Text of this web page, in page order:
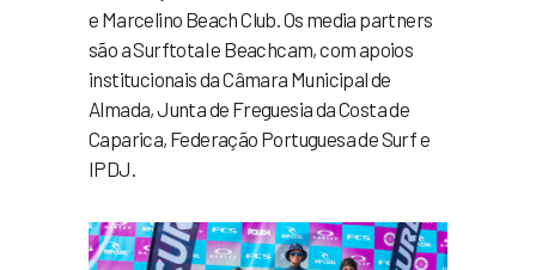
e Marcelino Beach Club. Os media partners
são a Surftotal e Beachcam, com apoios
institucionais da Câmara Municipal de
Almada, Junta de Freguesia da Costa de
Caparica, Federação Portuguesa de Surf e
IPDJ.